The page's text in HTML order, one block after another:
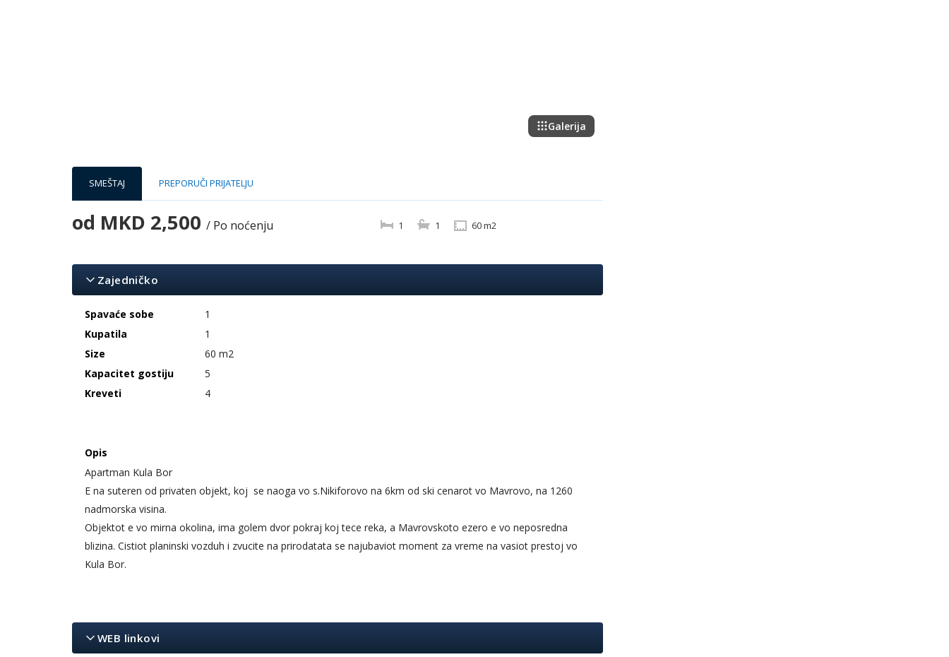
Galerija
SMEŠTAJ PREPORUČI PRIJATELJU
od MKD 2,500 / Po noćenju 1 1 60 m2
Zajedničko
Spavaće sobe
1
Kupatila
1
Size
60 m2
Kapacitet gostiju
5
Kreveti
4
Opis
Apartman Kula Bor
E na suteren od privaten objekt, koj se naoga vo s.Nikiforovo na 6km od ski cenarot vo Mavrovo, na 1260
nadmorska visina.
Objektot e vo mirna okolina, ima golem dvor pokraj koj tece reka, a Mavrovskoto ezero e vo neposredna
blizina. Cistiot planinski vozduh i zvucite na prirodatata se najubaviot moment za vreme na vasiot prestoj vo
Kula Bor.
WEB linkovi